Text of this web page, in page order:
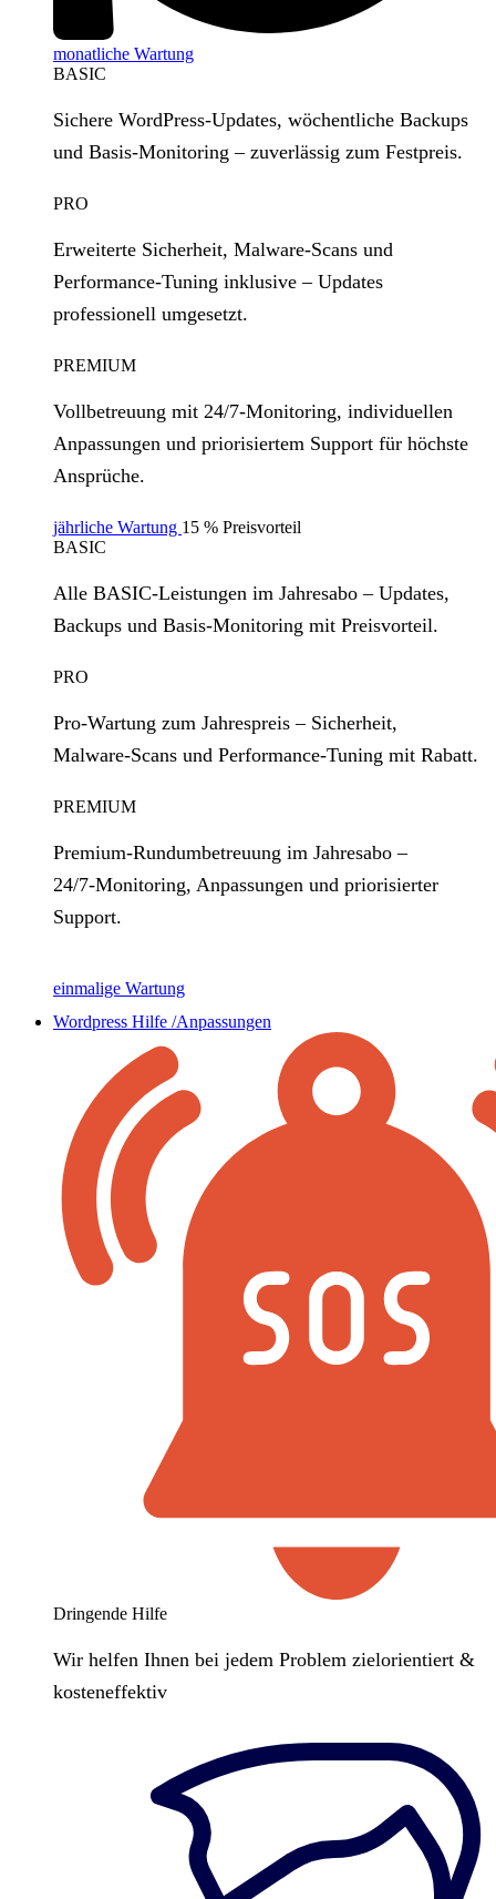
monatliche Wartung
BASIC
Sichere WordPress‑Updates, wöchentliche Backups
und Basis‑Monitoring – zuverlässig zum Festpreis.
PRO
Erweiterte Sicherheit, Malware‑Scans und
Performance‑Tuning inklusive – Updates
professionell umgesetzt.
PREMIUM
Vollbetreuung mit 24/7‑Monitoring, individuellen
Anpassungen und priorisiertem Support für höchste
Ansprüche.
jährliche Wartung 15 % Preisvorteil
BASIC
Alle BASIC‑Leistungen im Jahresabo – Updates,
Backups und Basis‑Monitoring mit Preisvorteil.
PRO
Pro‑Wartung zum Jahrespreis – Sicherheit,
Malware‑Scans und Performance‑Tuning mit Rabatt.
PREMIUM
Premium‑Rundumbetreuung im Jahresabo –
24/7‑Monitoring, Anpassungen und priorisierter
Support.
einmalige Wartung
Wordpress Hilfe /Anpassungen
Dringende Hilfe
Wir helfen Ihnen bei jedem Problem zielorientiert &
kosteneffektiv